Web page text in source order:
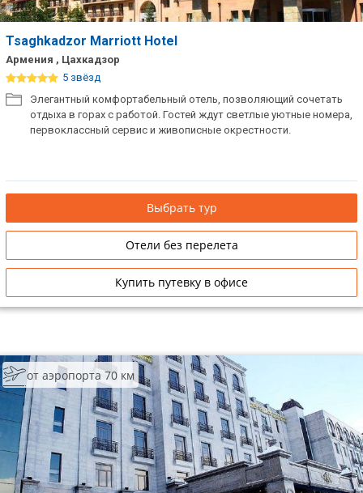
Tsaghkadzor Marriott Hotel
Армения , Цахкадзор
5 звёзд
Элегантный комфортабельный отель, позволяющий сочетать
отдыха в горах с работой. Гостей ждут светлые уютные номера,
первоклассный сервис и живописные окрестности.
Выбрать тур
Отели без перелета
Купить путевку в офисе
от аэропорта 70 км